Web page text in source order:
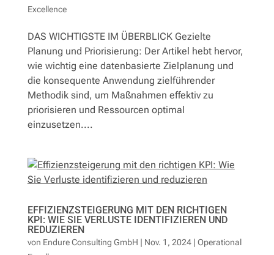
Excellence
DAS WICHTIGSTE IM ÜBERBLICK Gezielte
Planung und Priorisierung: Der Artikel hebt hervor,
wie wichtig eine datenbasierte Zielplanung und
die konsequente Anwendung zielführender
Methodik sind, um Maßnahmen effektiv zu
priorisieren und Ressourcen optimal
einzusetzen....
EFFIZIENZSTEIGERUNG MIT DEN RICHTIGEN
KPI: WIE SIE VERLUSTE IDENTIFIZIEREN UND
REDUZIEREN
von Endure Consulting GmbH | Nov. 1, 2024| Operational